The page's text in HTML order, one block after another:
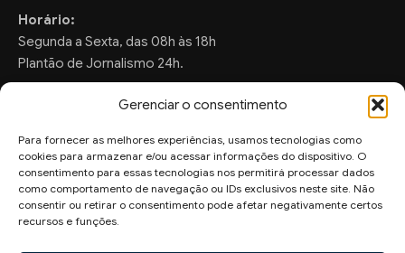
Gerenciar o consentimento
Para fornecer as melhores experiências, usamos tecnologias como
cookies para armazenar e/ou acessar informações do dispositivo. O
consentimento para essas tecnologias nos permitirá processar dados
como comportamento de navegação ou IDs exclusivos neste site. Não
consentir ou retirar o consentimento pode afetar negativamente certos
recursos e funções.
Horário:
Segunda a Sexta, das 08h às 18h
Plantão de Jornalismo 24h.
FALE CONOSCO
Sugestões de Pauta:
ronaldo.valentim150@gmail.com